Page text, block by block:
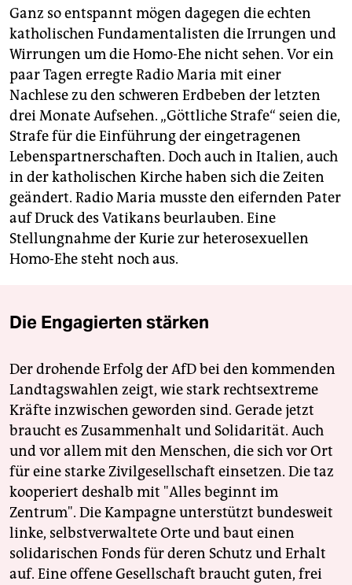
Ganz so entspannt mögen dagegen die echten
katholischen Fundamentalisten die Irrungen und
Wirrungen um die Homo-Ehe nicht sehen. Vor ein
paar Tagen erregte Radio Maria mit einer
Nachlese zu den schweren Erdbeben der letzten
drei Monate Aufsehen. „Göttliche Strafe“ seien die,
Strafe für die Einführung der eingetragenen
Lebenspartnerschaften. Doch auch in Italien, auch
in der katholischen Kirche haben sich die Zeiten
geändert. Radio Maria musste den eifernden Pater
auf Druck des Vatikans beurlauben. Eine
Stellungnahme der Kurie zur heterosexuellen
Homo-Ehe steht noch aus.
Die Engagierten stärken
Der drohende Erfolg der AfD bei den kommenden
Landtagswahlen zeigt, wie stark rechtsextreme
Kräfte inzwischen geworden sind. Gerade jetzt
braucht es Zusammenhalt und Solidarität. Auch
und vor allem mit den Menschen, die sich vor Ort
für eine starke Zivilgesellschaft einsetzen. Die taz
kooperiert deshalb mit "Alles beginnt im
Zentrum". Die Kampagne unterstützt bundesweit
linke, selbstverwaltete Orte und baut einen
solidarischen Fonds für deren Schutz und Erhalt
auf. Eine offene Gesellschaft braucht guten, frei